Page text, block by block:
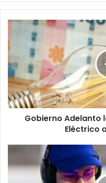
Gobierno
Adelanto
entrega
del
Subsidio
Eléctrico
a
septiembre
Gobierno Adelanto
Eléctrico
Crovetto